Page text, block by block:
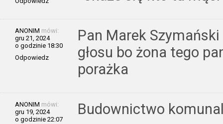
ANONIM mówi:
gru 21, 2024
o godzinie 18:30
Odpowiedz
Pan Marek
głosu bo żona tego
porażka
ANONIM mówi:
gru 19, 2024
o godzinie 22:07
Budownictwo